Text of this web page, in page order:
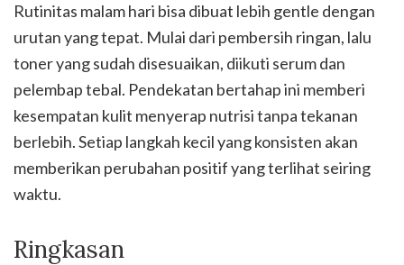
Rutinitas malam hari bisa dibuat lebih gentle dengan
urutan yang tepat. Mulai dari pembersih ringan, lalu
toner yang sudah disesuaikan, diikuti serum dan
pelembap tebal. Pendekatan bertahap ini memberi
kesempatan kulit menyerap nutrisi tanpa tekanan
berlebih. Setiap langkah kecil yang konsisten akan
memberikan perubahan positif yang terlihat seiring
waktu.
Ringkasan